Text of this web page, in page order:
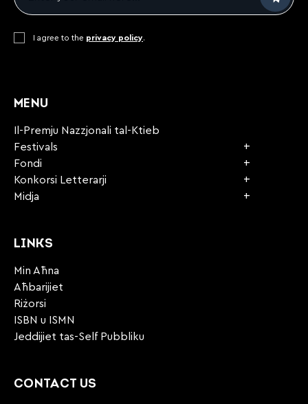
MENU
Il-Premju Nazzjonali tal-Ktieb
Festivals
Fondi
Konkorsi Letterarji
Midja
LINKS
Min Aħna
Aħbarijiet
Riżorsi
ISBN u ISMN
Jeddijiet tas-Self Pubbliku
Consent*
I agree to the privacy policy.
CONTACT US